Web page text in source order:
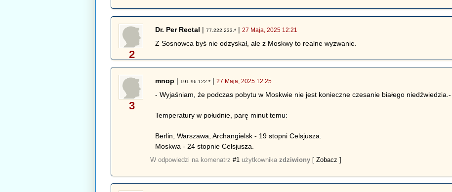
2
Dr. Per Rectal |77.222.233.* |27 Maja, 2025 12:21
Z Sosnowca byś nie odzyskał, ale z Moskwy to realne wyzwanie.
3
mnop | 191.96.122.* |27 Maja, 2025 12:25
- Wyjaśniam, że podczas pobytu w Moskwie nie jest konieczne czesanie białego niedźwiedzia.-
Temperatury w południe, parę minut temu:
Berlin, Warszawa, Archangielsk - 19 stopni Celsjusza.
Moskwa - 24 stopnie Celsjusza.
W odpowiedzi na komenatrz#1 użytkownikazdziwiony [ Zobacz ]